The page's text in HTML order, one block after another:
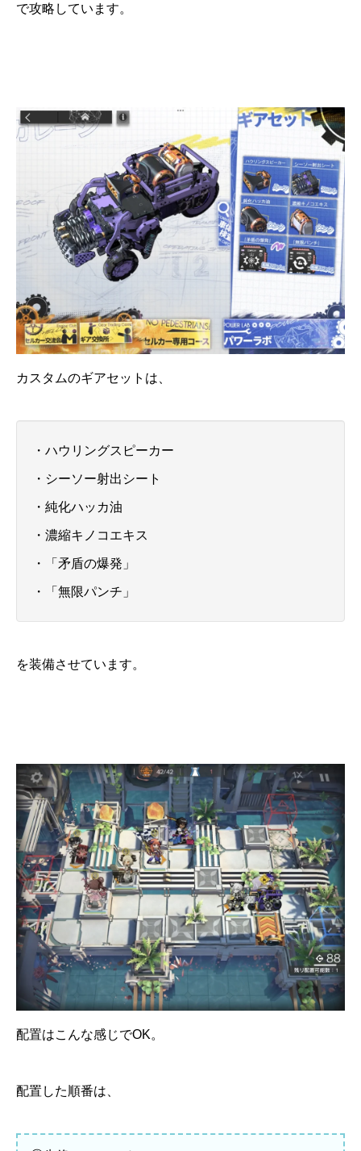
で攻略しています。
カスタムのギアセットは、
・ハウリングスピーカー
・シーソー射出シート
・純化ハッカ油
・濃縮キノコエキス
・「矛盾の爆発」
・「無限パンチ」
を装備させています。
配置はこんな感じでOK。
配置した順番は、